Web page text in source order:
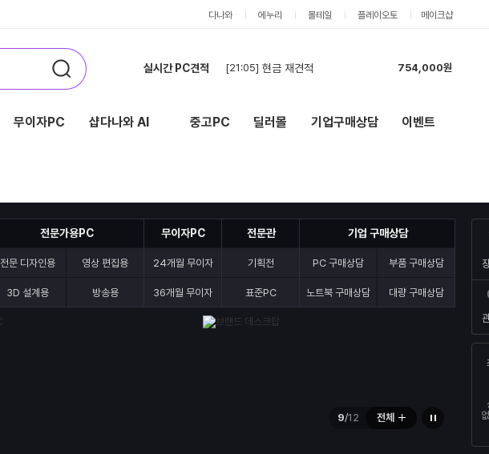
다나와 에누리 몰테일 플레이오토 메이크샵
실시간 PC견적
[20:42] 견적
6,010,000원
견적신청합니다(2대).
[19:23] 견적요청드립니다.
3,060,000원
[19:10] 견적요청드립니다.
3,788,000원
[21:05] 현금 재견적 754,000원
무이자PC 샵다나와 AI 중고PC 딜러몰 기업구매상담 이벤트
전문가용PC
전문 디자인용 영상 편집용
3D 설계용 방송용
무이자PC
24개월 무이자
36개월 무이자
전문관
기획전
표준PC
기업 구매상담
PC 구매상담 부품 구매상담
노트북 구매상담 대량 구매상담
9/12 전체